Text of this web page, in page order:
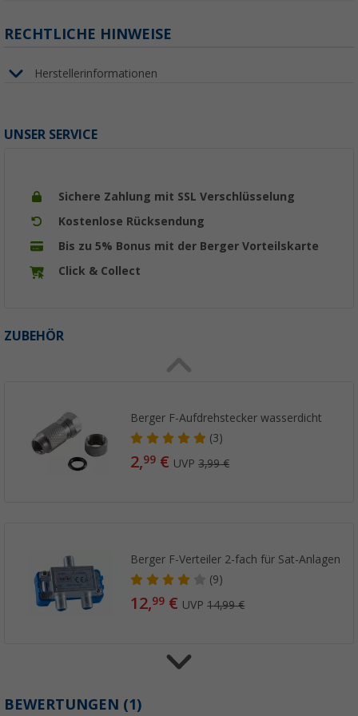
RECHTLICHE HINWEISE
Herstellerinformationen
UNSER SERVICE
Sichere Zahlung mit SSL Verschlüsselung
Kostenlose Rücksendung
Bis zu 5% Bonus mit der Berger Vorteilskarte
Click & Collect
ZUBEHÖR
Berger F-Aufdrehstecker wasserdicht
(3)
2,99 € UVP3,99 €
Berger F-Verteiler 2-fach für Sat-Anlagen
(9)
12,99 € UVP14,99 €
Berger Kabelverbinder F-Buchse/F-Buchse
BEWERTUNGEN (1)